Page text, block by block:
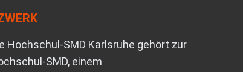
Hochschul-SMD Karlsruhe gehört zur
SMD, einem